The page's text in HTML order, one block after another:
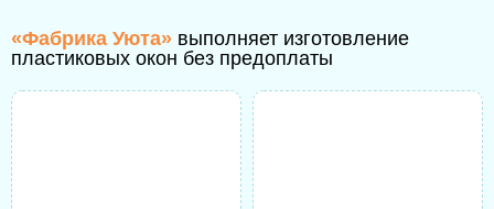
«Фабрика Уюта» выполняет изготовление
пластиковых окон без предоплаты